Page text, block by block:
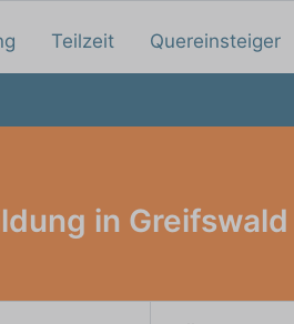
Teilzeit Quereinsteiger
in